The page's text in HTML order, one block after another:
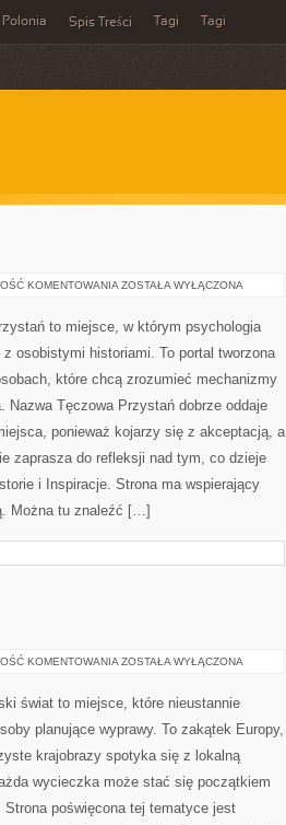
Polonia Spis Treści Tagi Tagi
KOMENTOWANIA NOWINKI
ZOSTAŁA WYŁĄCZONA
to miejsce, w którym psychologia
osobistymi historiami. To portal tworzona
które chcą zrozumieć mechanizmy
Nazwa Tęczowa Przystań dobrze oddaje
ponieważ kojarzy się z akceptacją, a
zaprasza do refleksji nad tym, co dzieje
i Inspiracje. Strona ma wspierający
Można tu znaleźć […]
KOMENTOWANIA ARCHITEKTURA
ZOSTAŁA WYŁĄCZONA
świat to miejsce, które nieustannie
planujące wyprawy. To zakątek Europy,
krajobrazy spotyka się z lokalną
wycieczka może stać się początkiem
Strona poświęcona tej tematyce jest